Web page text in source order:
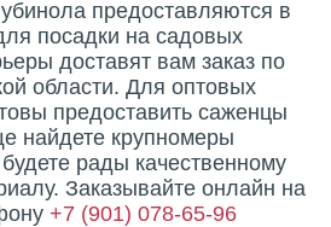
предоставляются в
посадки на садовых
доставят вам заказ по
области. Для оптовых
предоставить саженцы
найдете крупномеры
рады качественному
Заказывайте онлайн на
+7 (901) 078-65-96